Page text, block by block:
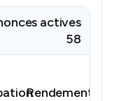
actives
58
Rendement